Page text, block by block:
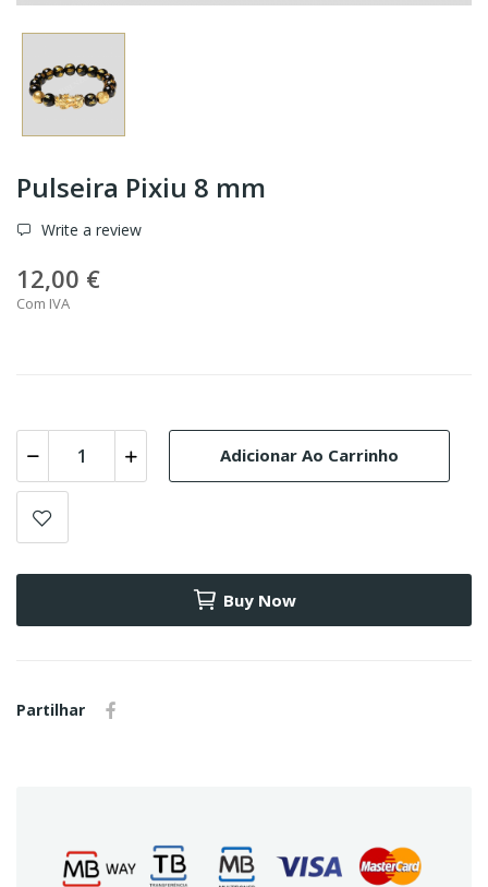
Pulseira Pixiu 8 mm
Write a review
12,00 €
Com IVA
Adicionar Ao Carrinho
Buy Now
Partilhar